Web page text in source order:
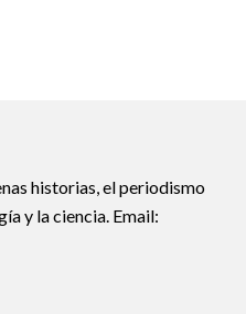
historias, el periodismo
y la ciencia. Email: